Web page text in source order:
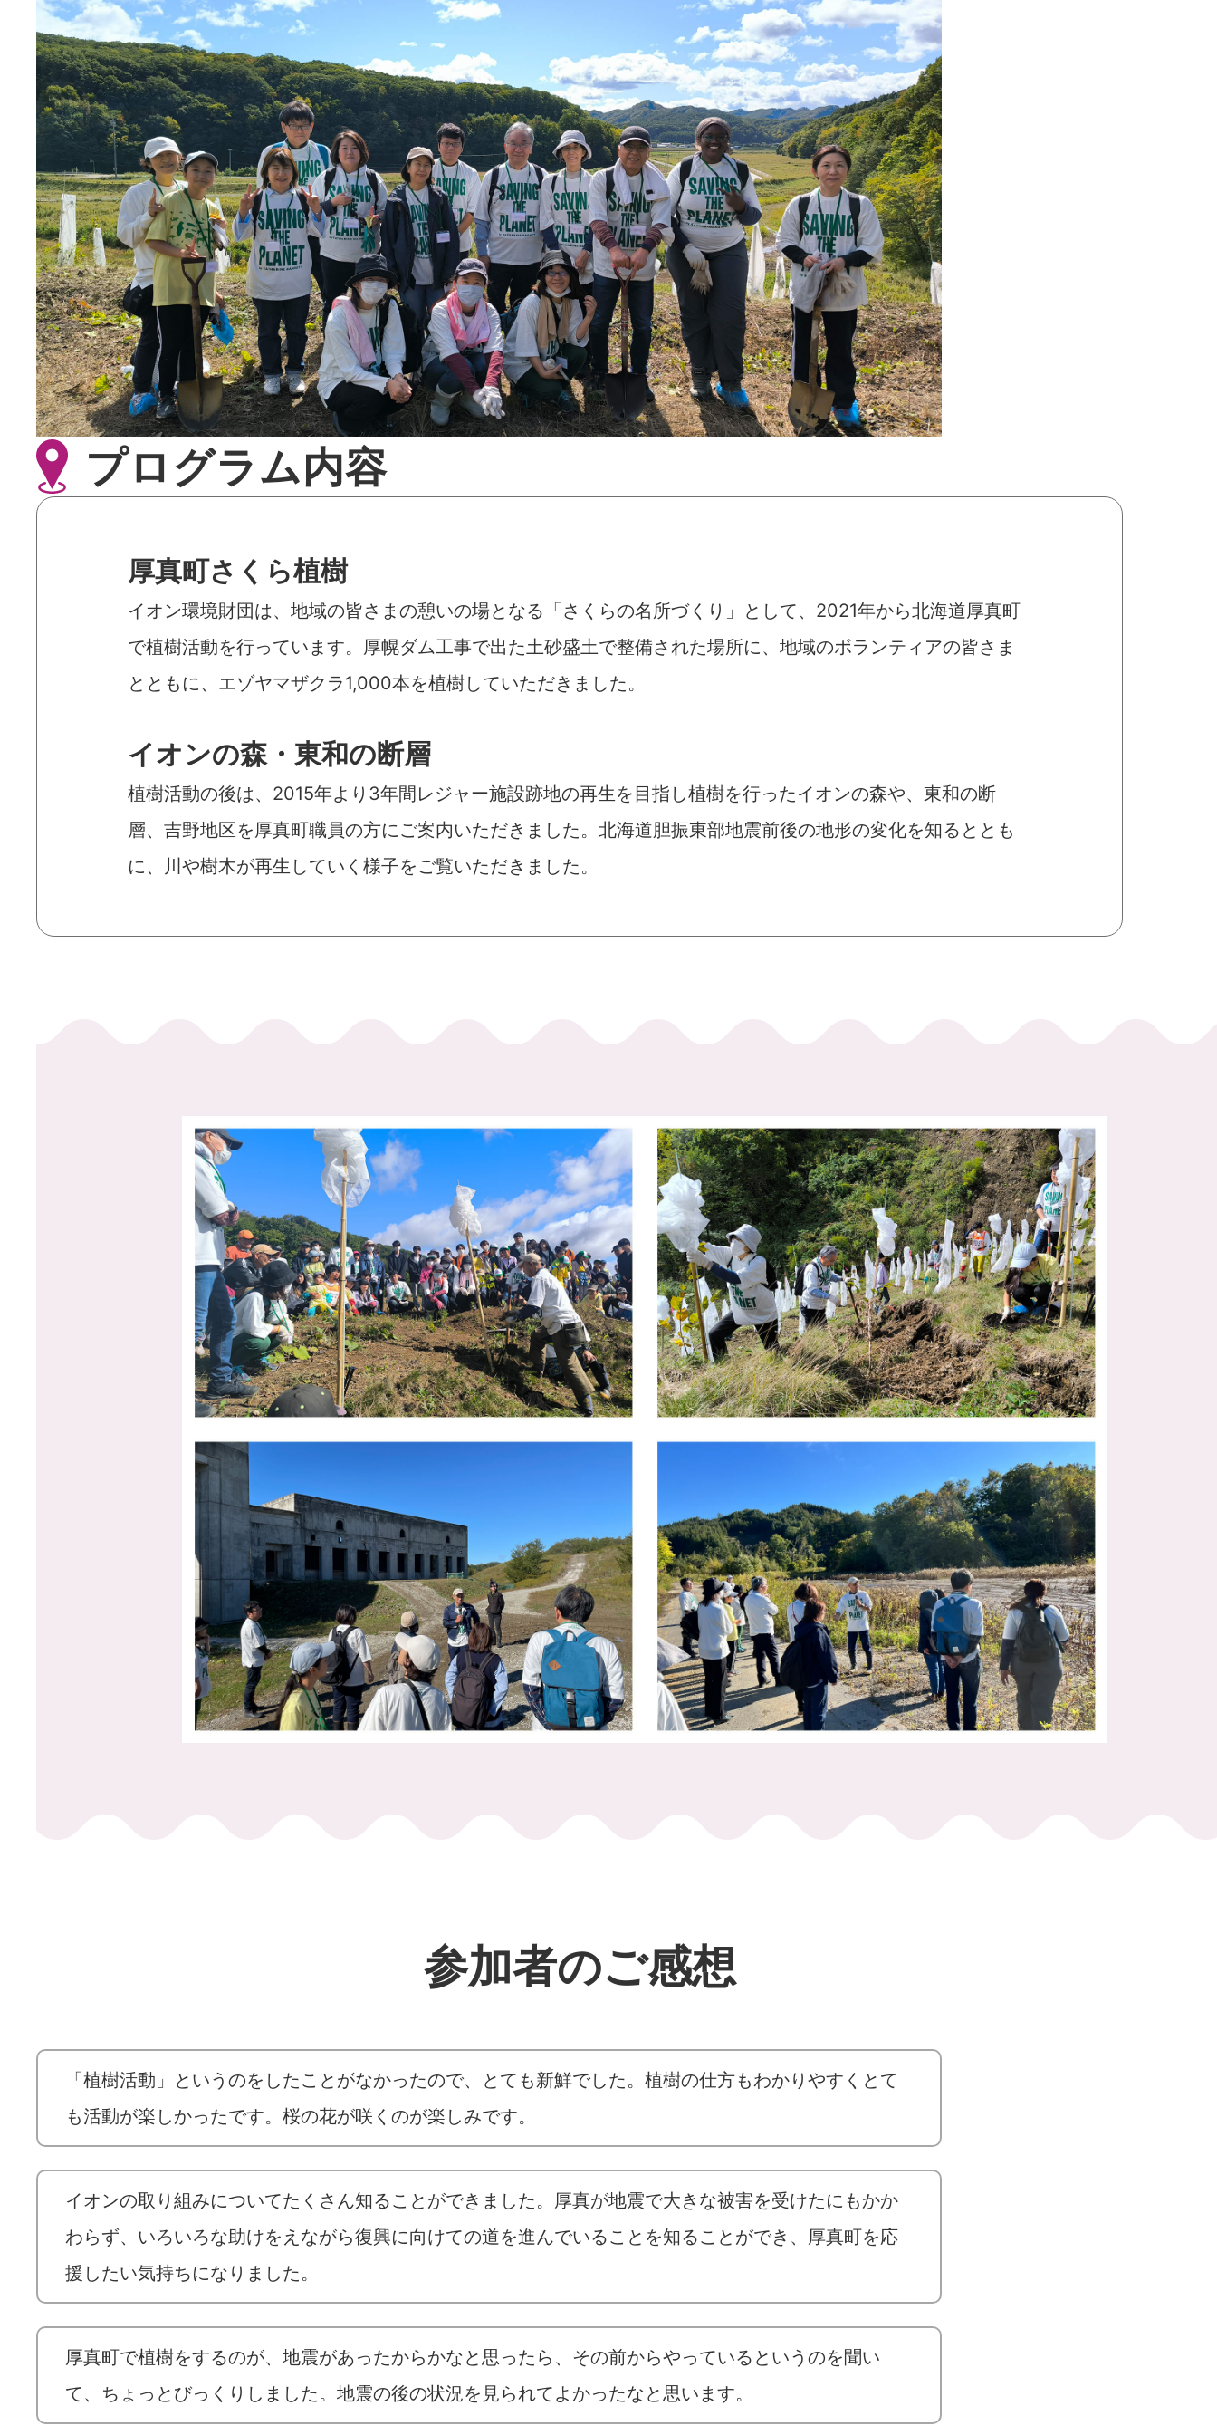
プログラム内容
厚真町さくら植樹
イオン環境財団は、地域の皆さまの憩いの場となる「さくらの名所づくり」として、2021年から北海道厚真町
で植樹活動を行っています。厚幌ダム工事で出た土砂盛土で整備された場所に、地域のボランティアの皆さま
とともに、エゾヤマザクラ1,000本を植樹していただきました。
イオンの森・東和の断層
植樹活動の後は、2015年より3年間レジャー施設跡地の再生を目指し植樹を行ったイオンの森や、東和の断
層、吉野地区を厚真町職員の方にご案内いただきました。北海道胆振東部地震前後の地形の変化を知るととも
に、川や樹木が再生していく様子をご覧いただきました。
参加者のご感想
「植樹活動」というのをしたことがなかったので、とても新鮮でした。植樹の仕方もわかりやすくとて
も活動が楽しかったです。桜の花が咲くのが楽しみです。
イオンの取り組みについてたくさん知ることができました。厚真が地震で大きな被害を受けたにもかか
わらず、いろいろな助けをえながら復興に向けての道を進んでいることを知ることができ、厚真町を応
援したい気持ちになりました。
厚真町で植樹をするのが、地震があったからかなと思ったら、その前からやっているというのを聞い
て、ちょっとびっくりしました。地震の後の状況を見られてよかったなと思います。